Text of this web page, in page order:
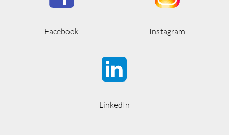
Facebook Instagram
LinkedIn